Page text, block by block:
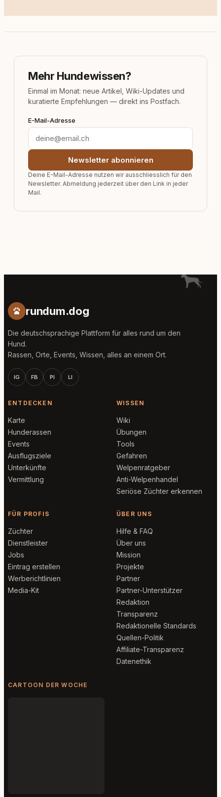
Mehr Hundewissen?
Einmal im Monat: neue Artikel, Wiki-Updates und
kuratierte Empfehlungen — direkt ins Postfach.
E-Mail-Adresse
Newsletter abonnieren
Deine E-Mail-Adresse nutzen wir ausschliesslich für den
Newsletter. Abmeldung jederzeit über den Link in jeder
Mail.
rundum.dog
Die deutschsprachige Plattform für alles rund um den
Hund.
Rassen, Orte, Events, Wissen, alles an einem Ort.
IG FB PI LI
ENTDECKEN
Karte
Hunderassen
Events
Ausflugsziele
Unterkünfte
Vermittlung
WISSEN
Wiki
Übungen
Tools
Gefahren
Welpenratgeber
Anti-Welpenhandel
Seriöse Züchter erkennen
FÜR PROFIS
Züchter
Dienstleister
Jobs
Eintrag erstellen
Werberichtlinien
Media-Kit
ÜBER UNS
Hilfe & FAQ
Über uns
Mission
Projekte
Partner
Partner-Unterstützer
Redaktion
Transparenz
Redaktionelle Standards
Quellen-Politik
Affiliate-Transparenz
Datenethik
CARTOON DER WOCHE